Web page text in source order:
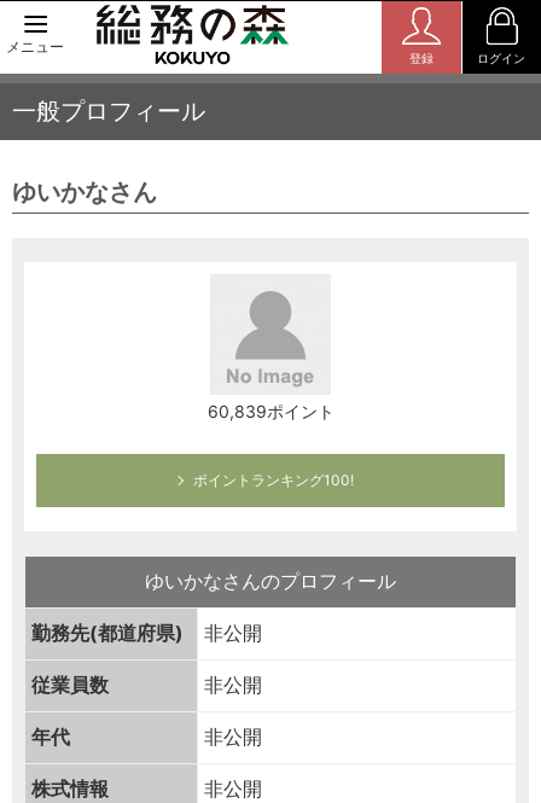
メニュー
登録 ログイン
一般プロフィール
ゆいかなさん
60,839ポイント
ポイントランキング100!
ゆいかなさんのプロフィール
勤務先(都道府県) 非公開
従業員数 非公開
年代 非公開
株式情報 非公開